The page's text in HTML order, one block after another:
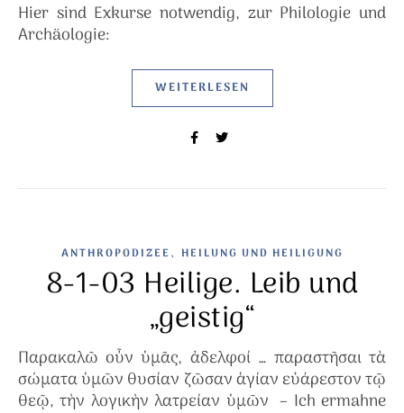
Hier sind Exkurse notwendig, zur Philologie und
Archäologie:
WEITERLESEN
ANTHROPODIZEE , HEILUNG UND HEILIGUNG
8-1-03 Heilige. Leib und
„geistig“
Παρακαλῶ οὖν ὑμᾶς, ἀδελφοί … παραστῆσαι τὰ
σώματα ὑμῶν θυσίαν ζῶσαν ἁγίαν εὐάρεστον τῷ
θεῷ, τὴν λογικὴν λατρείαν ὑμῶν – Ich ermahne